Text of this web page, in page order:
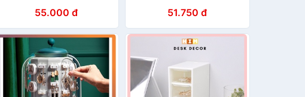
sticker kèm theo nhé
55.000 đ
Nhựa 9 Ô Đa Năng Nhỏ
Gọn Để Đồ Cho Học Sinh
51.750 đ